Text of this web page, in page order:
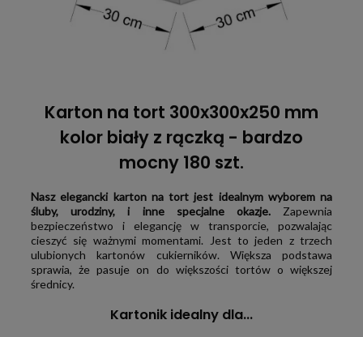
Karton na tort 300x300x250 mm
kolor biały z rączką - bardzo
mocny 180 szt.
Nasz elegancki karton na tort jest idealnym wyborem na
śluby, urodziny, i inne specjalne okazje.Zapewnia
bezpieczeństwo i elegancję w transporcie, pozwalając
cieszyć się ważnymi momentami. Jest to jeden z trzech
ulubionych kartonów cukierników. Większa podstawa
sprawia, że pasuje on do większości tortów o większej
średnicy.
Kartonik idealny dla...